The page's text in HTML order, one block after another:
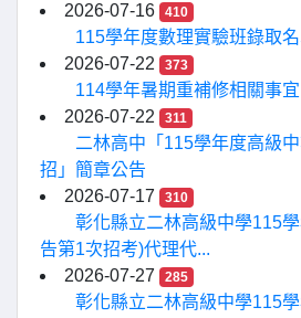
2026-07-16
410
115學年度數理實驗班錄取
2026-07-22
373
114學年暑期重補修相關事宜
2026-07-22
311
二林高中「115學年度高級
招」簡章公告
2026-07-17
310
彰化縣立二林高級中學115
告第1次招考)代理代...
2026-07-27
285
彰化縣立二林高級中學115